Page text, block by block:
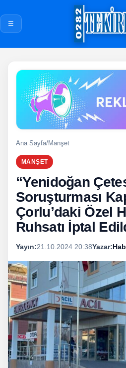
☰
Ana Sayfa/Manşet
MANŞET
“Yenidoğan
Soruşturması
Çorlu’daki Özel
Ruhsatı İptal
Yayın:21.10.2024 20:38Yazar: